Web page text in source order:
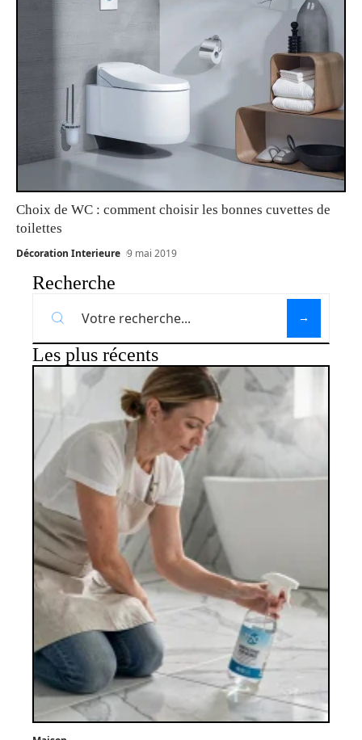
Choix de WC : comment choisir les bonnes cuvettes de
toilettes
Décoration Interieure 9 mai 2019
Recherche
Les plus récents